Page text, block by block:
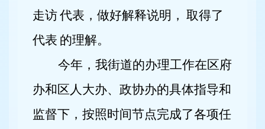
走访代表，做好解释说明， 取得了
代表 的理解。
今年，我街道的办理工作在区府
办和区人大办、政协办的具体指导和
监督下，按照时间节点完成了各项任